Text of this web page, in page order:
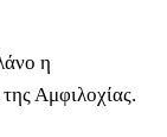
η
Αμφιλοχίας.